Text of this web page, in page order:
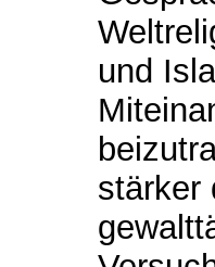
und
stärker